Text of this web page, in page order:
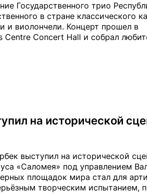
Государственного трио
в стране классического
и виолончели. Концерт прошел в
Concert Hall и собрал
на исторической
выступил на исторической
«Саломея» под управлением
площадок мира стал для
творческим испытанием,